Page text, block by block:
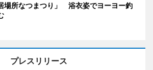
場所なつまつり」 浴衣姿でヨーヨー釣
プレスリリース